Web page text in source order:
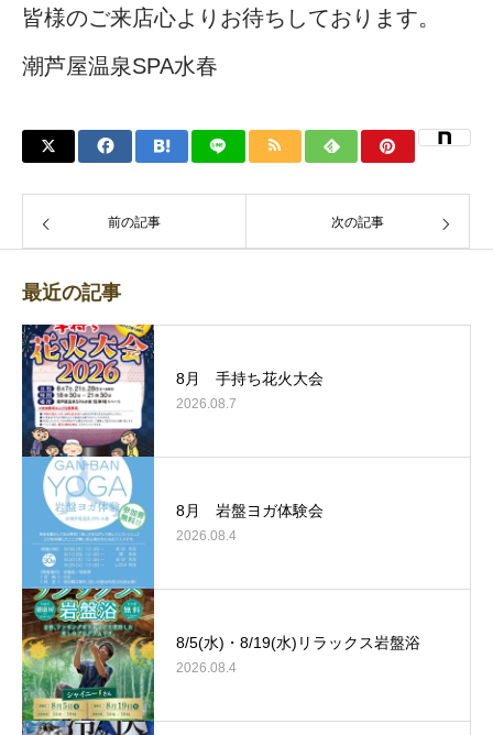
皆様のご来店心よりお待ちしております。
潮芦屋温泉SPA水春
前の記事 次の記事
最近の記事
8月 手持ち花火大会
2026.08.7
8月 岩盤ヨガ体験会
2026.08.4
8/5(水)・8/19(水)リラックス岩盤浴
2026.08.4